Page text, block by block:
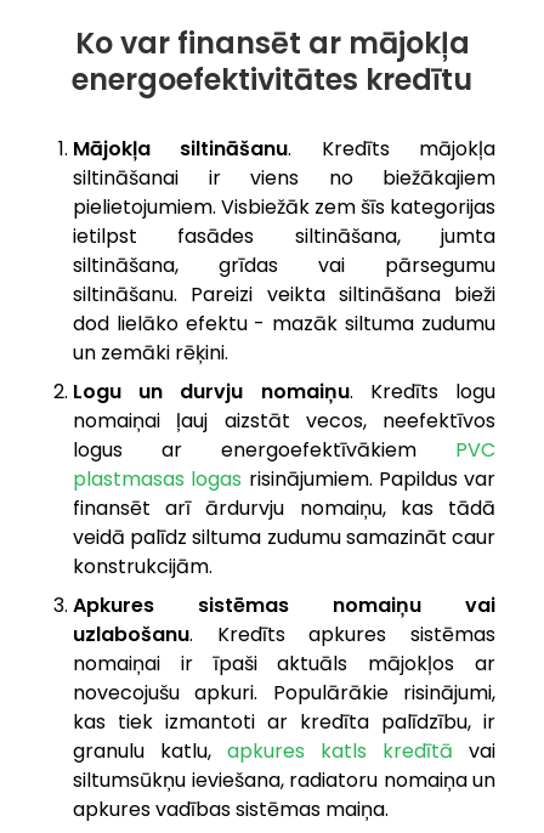
Ko var finansēt ar mājokļa
energoefektivitātes kredītu
Mājokļa siltināšanu. Kredīts mājokļa
siltināšanai ir viens no biežākajiem
pielietojumiem. Visbiežāk zem šīs kategorijas
ietilpst fasādes siltināšana, jumta
siltināšana, grīdas vai pārsegumu
siltināšanu. Pareizi veikta siltināšana bieži
dod lielāko efektu - mazāk siltuma zudumu
un zemāki rēķini.
Logu un durvju nomaiņu. Kredīts logu
nomaiņai ļauj aizstāt vecos, neefektīvos
logus ar energoefektīvākiem PVC
plastmasas logas risinājumiem. Papildus var
finansēt arī ārdurvju nomaiņu, kas tādā
veidā palīdz siltuma zudumu samazināt caur
konstrukcijām.
Apkures sistēmas nomaiņu vai
uzlabošanu. Kredīts apkures sistēmas
nomaiņai ir īpaši aktuāls mājokļos ar
novecojušu apkuri. Populārākie risinājumi,
kas tiek izmantoti ar kredīta palīdzību, ir
granulu katlu, apkures katls kredītā vai
siltumsūkņu ieviešana, radiatoru nomaiņa un
apkures vadības sistēmas maiņa.